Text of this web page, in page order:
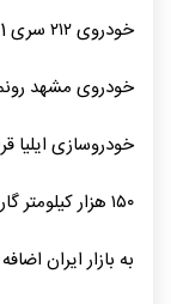
خودروی مشهد
به بازار ایران